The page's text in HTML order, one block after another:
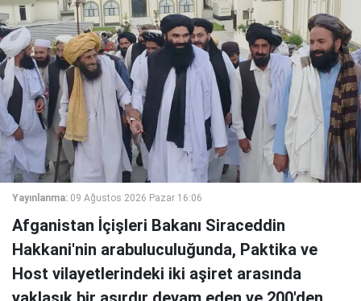
Yayınlanma: 09 Ağustos 2026 Pazar 16:06
Afganistan İçişleri Bakanı Siraceddin
Hakkani'nin arabuluculuğunda, Paktika ve
Host vilayetlerindeki iki aşiret arasında